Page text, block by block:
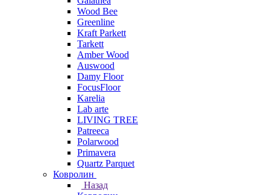
Wood Bee
Greenline
Kraft Parkett
Tarkett
Amber Wood
Auswood
Damy Floor
FocusFloor
Karelia
Lab arte
LIVING TREE
Patreeca
Polarwood
Primavera
Quartz Parquet
Ковролин
Назад